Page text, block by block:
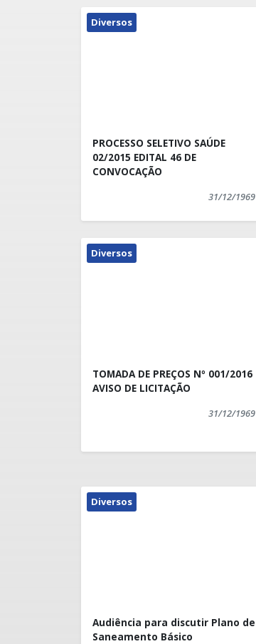
Diversos
PROCESSO SELETIVO SAÚDE
02/2015 EDITAL 46 DE
CONVOCAÇÃO
31/12/1969
Diversos
TOMADA DE PREÇOS Nº 001/2016
AVISO DE LICITAÇÃO
31/12/1969
Diversos
Audiência para discutir Plano de
Saneamento Básico